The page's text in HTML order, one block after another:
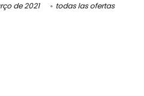
de 2021
todas las ofertas